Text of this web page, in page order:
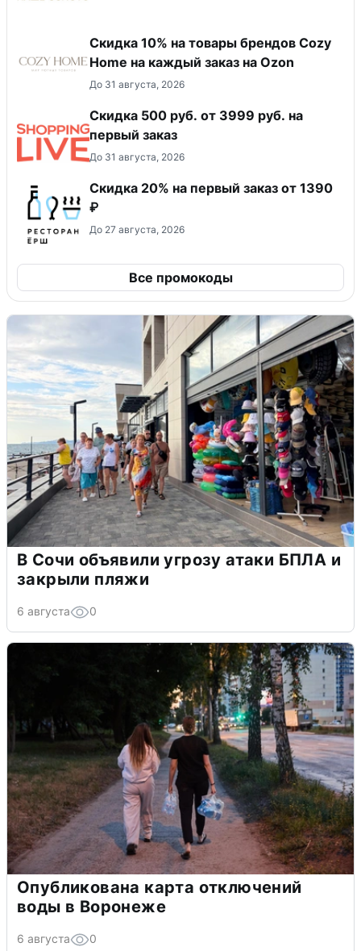
Скидка 10% на товары брендов Cozy
Home на каждый заказ на Оzon
До 31 августа, 2026
Скидка 500 руб. от 3999 руб. на
первый заказ
До 31 августа, 2026
Скидка 20% на первый заказ от 1390
₽
До 27 августа, 2026
Все промокоды
В Сочи объявили угрозу атаки БПЛА и
закрыли пляжи
6 августа 0
Опубликована карта отключений
воды в Воронеже
6 августа 0